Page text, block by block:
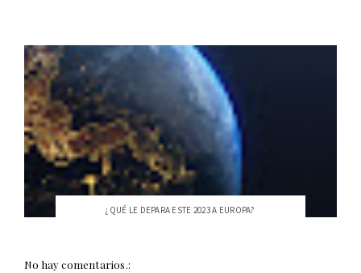
¿QUÉ LE DEPARA ESTE 2023 A EUROPA?
No hay comentarios.: